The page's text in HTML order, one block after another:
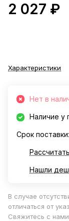
2 027 ₽
Характеристики
Нет в
Наличие у
Срок
Нашли
В случае
отличаться от
Свяжитесь с нами